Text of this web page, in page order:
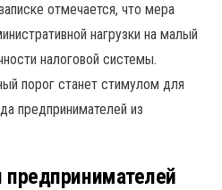
отмечается, что мера
нагрузки на малый
налоговой системы.
порог станет стимулом для
предпринимателей из